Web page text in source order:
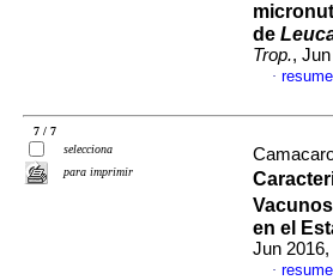
de
Trop.,
·
7 / 7
selecciona
para imprimir
en el
Jun
·